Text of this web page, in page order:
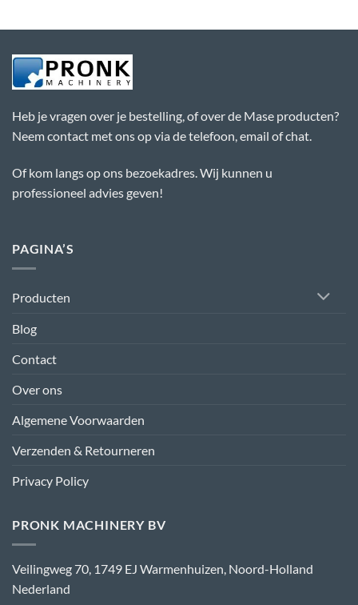
Heb je vragen over je bestelling, of over de Mase producten?
Neem contact met ons op via de telefoon, email of chat.
Of kom langs op ons bezoekadres. Wij kunnen u
professioneel advies geven!
PAGINA’S
Producten
Blog
Contact
Over ons
Algemene Voorwaarden
Verzenden & Retourneren
Privacy Policy
PRONK MACHINERY BV
Veilingweg 70, 1749 EJ Warmenhuizen, Noord-Holland
Nederland